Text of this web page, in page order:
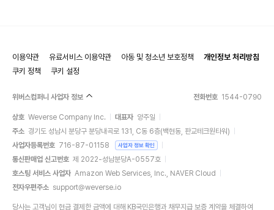
이용약관 유료서비스 이용약관 아동 및 청소년 보호정책
개인정보 처리방침
쿠키 정책
쿠키 설정
위버스컴퍼니 사업자 정보 전화번호 1544-0790
상호 Weverse Company Inc. 대표자 양주일
주소 경기도 성남시 분당구 분당내곡로 131, C동 6층(백현동, 판교테크원타워)
사업자등록번호 716-87-01158 사업자 정보 확인
통신판매업 신고번호 제 2022-성남분당A-0557호
호스팅 서비스 사업자 Amazon Web Services, Inc., NAVER Cloud
전자우편주소 support@weverse.io
당사는 고객님이 현금 결제한 금액에 대해 KB국민은행과 채무지급 보증 계약을 체결하여